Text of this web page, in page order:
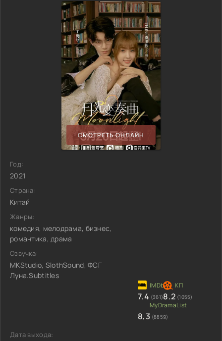
СМОТРЕТЬ ОНЛАЙН
Год:
2021
Страна:
Китай
Жанры:
комедия, мелодрама, бизнес,
романтика, драма
Озвучка:
MKStudio, SlothSound, ФСГ
Луна.Subtitles
7.4 (361)8.2 (1055)
8,3 (8859)
Дата выхода: